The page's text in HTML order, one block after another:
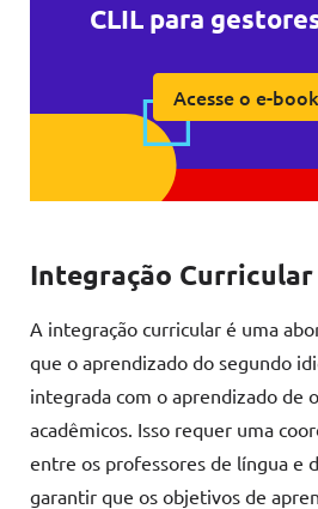
CLIL para
Acesse o e-
Integração Curricular
A integração curricular é uma
que o aprendizado do segundo
integrada com o aprendizado de
acadêmicos. Isso requer uma
entre os professores de língua e
garantir que os objetivos de